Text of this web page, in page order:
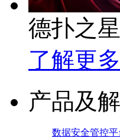
德扑之
了解更多
产品及
数据安全管控平